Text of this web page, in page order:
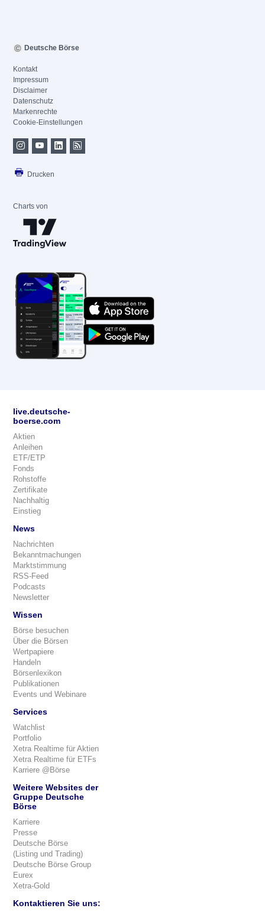
Deutsche Börse
Kontakt
Impressum
Disclaimer
Datenschutz
Markenrechte
Cookie-Einstellungen
Drucken
Charts von
live.deutsche-
boerse.com
Aktien
Anleihen
ETF/ETP
Fonds
Rohstoffe
Zertifikate
Nachhaltig
Einstieg
News
Nachrichten
Bekanntmachungen
Marktstimmung
RSS-Feed
Podcasts
Newsletter
Wissen
Börse besuchen
Über die Börsen
Wertpapiere
Handeln
Börsenlexikon
Publikationen
Events und Webinare
Services
Watchlist
Portfolio
Xetra Realtime für Aktien
Xetra Realtime für ETFs
Karriere @Börse
Weitere Websites der
Gruppe Deutsche
Börse
Karriere
Presse
Deutsche Börse
(Listing und Trading)
Deutsche Börse Group
Eurex
Xetra-Gold
Kontaktieren Sie uns: